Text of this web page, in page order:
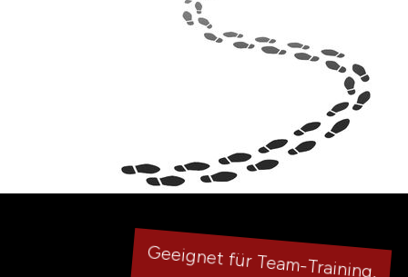
Geeignet für Team-Training,
Sommerfest,